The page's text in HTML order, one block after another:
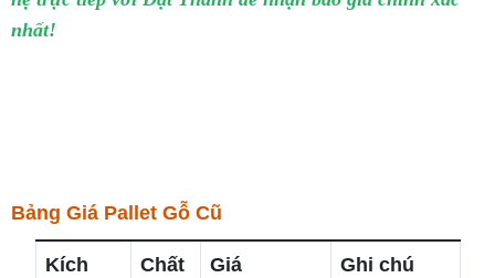
nhất!
Bảng Giá Pallet Gỗ Cũ
Kích
Chất
Giá
Ghi chú